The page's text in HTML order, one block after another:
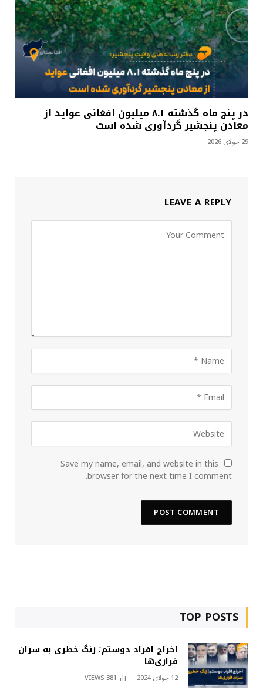
در پنج ماه گذشته ۸.۱ میلیون افغانی عواید از
معادن پنجشیر گردآوری شده است
29 جولای 2026
LEAVE A REPLY
Save my name, email, and website in this
browser for the next time I comment.
TOP POSTS
اخراج افراد دوستم؛ زنگ خطری به سران
فراری‌ها
12 جولای 2024 381
VIEWS